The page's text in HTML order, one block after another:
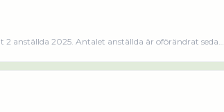
anställda 2025. Antalet anställda är oförändrat sedan